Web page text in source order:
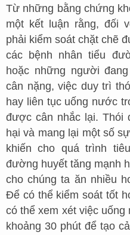
Từ những bằng chứng
một kết luận rằng, đối
phải kiểm soát chặt chẽ
các bệnh nhân tiểu
hoặc những người
cân nặng, việc duy trì
hay liên tục uống nước
được cân nhắc lại. Thói
hại và mang lại một số
khiến cho quá trình
đường huyết tăng mạnh
cho chúng ta ăn nhiều
Để có thể kiểm soát tốt
có thể xem xét việc
khoảng 30 phút để tạo